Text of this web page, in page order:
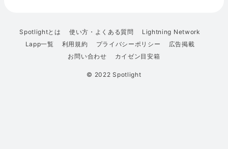
Spotlightとは 使い方・よくある質問
Lightning Network
Lapp一覧
利用規約 プライバシーポリシー
広告掲載
お問い合わせ
カイゼン目安箱
© 2022 Spotlight